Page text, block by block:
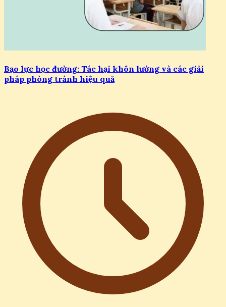
Bạo lực học đường: Tác hại khôn lường và các giải
pháp phòng tránh hiệu quả